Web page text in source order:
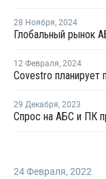
28 Ноября, 2024
12 Февраля, 2024
Covestro
29 Декабря, 2023
Спрос на АБС и ПК
24 Февраля, 2022